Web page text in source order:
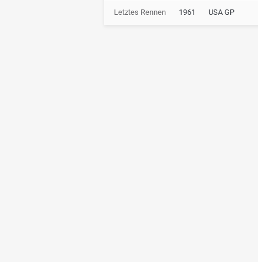
Letztes Rennen 1961 USA GP